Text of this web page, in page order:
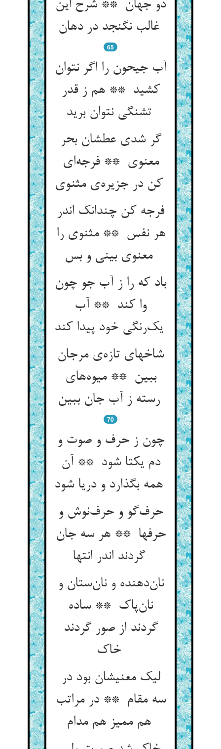
دو جهان ** شرح این
غالب نگنجد در دهان
65
آب جیحون را اگر نتوان
کشید ** هم ز قدر
تشنگی نتوان برید
گر شدی عطشان بحر
معنوی ** فرجه‌ای
کن در جزیره‌ی مثنوی
فرجه کن چندانک اندر
هر نفس ** مثنوی را
معنوی بینی و بس
باد که را ز آب جو چون
وا کند ** آب
یک‌رنگی خود پیدا کند
شاخهای تازه‌ی مرجان
ببین ** میوه‌های
رسته ز آب جان ببین
70
چون ز حرف و صوت و
دم یکتا شود ** آن
حرف‌گو و حرف‌نوش و
حرفها ** هر سه جان
گردند اندر انتها
نان‌دهنده و نان‌ستان و
نان‌پاک ** ساده
گردند از صور گردند
خاک
لیک معنیشان بود در
سه مقام ** در مراتب
هم ممیز هم مدام